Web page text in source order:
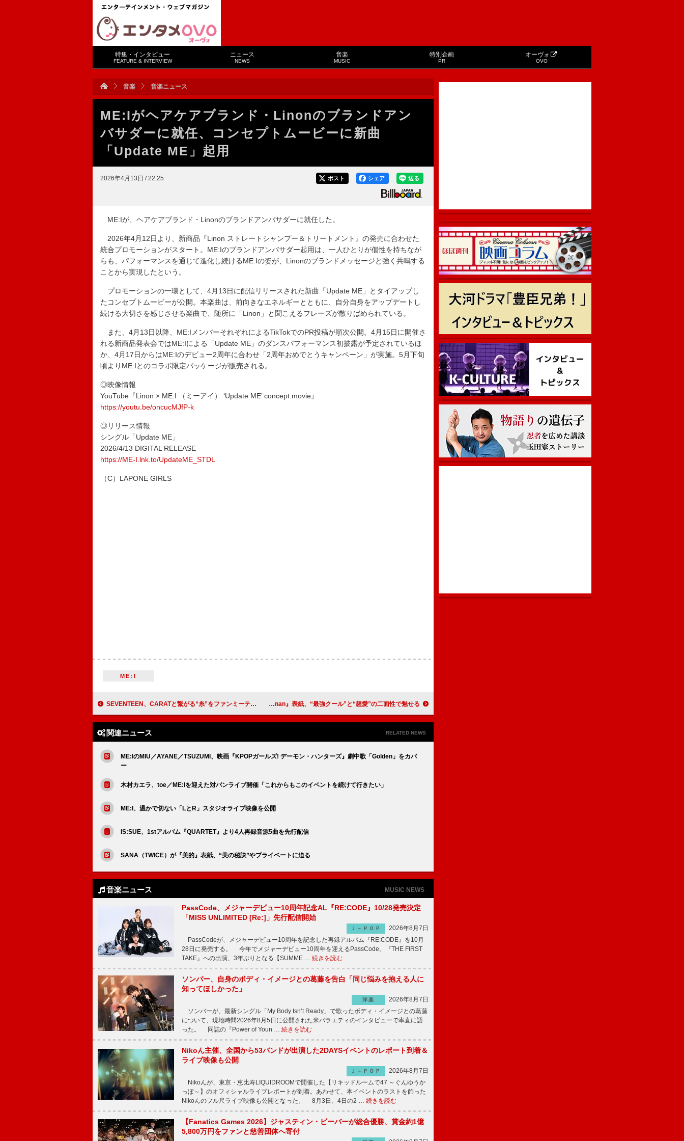
特集・インタビュー
FEATURE & INTERVIEW
ニュース
NEWS
音楽
MUSIC
特別企画
PR
オーヴォ
OVO
音楽 音楽ニュース
ME:Iがヘアケアブランド・Linonのブランドアン
バサダーに就任、コンセプトムービーに新曲
「Update ME」起用
2026年4月13日 / 22:25 送る
シェア
ポスト
ME:Iが、ヘアケアブランド・Linonのブランドアンバサダーに就任した。
2026年4月12日より、新商品『Linon ストレートシャンプー＆トリートメント』の発売に合わせた
統合プロモーションがスタート。ME:Iのブランドアンバサダー起用は、一人ひとりが個性を持ちなが
らも、パフォーマンスを通じて進化し続けるME:Iの姿が、Linonのブランドメッセージと強く共鳴する
ことから実現したという。
プロモーションの一環として、4月13日に配信リリースされた新曲「Update ME」とタイアップし
たコンセプトムービーが公開。本楽曲は、前向きなエネルギーとともに、自分自身をアップデートし
続ける大切さを感じさせる楽曲で、随所に「Linon」と聞こえるフレーズが散りばめられている。
また、4月13日以降、ME:IメンバーそれぞれによるTikTokでのPR投稿が順次公開。4月15日に開催さ
れる新商品発表会ではME:Iによる「Update ME」のダンスパフォーマンス初披露が予定されているほ
か、4月17日からはME:Iのデビュー2周年に合わせ「2周年おめでとうキャンペーン」が実施。5月下旬
頃よりME:Iとのコラボ限定パッケージが販売される。
◎映像情報
YouTube『Linon × ME:I （ミーアイ） ‘Update ME’ concept movie』
https://youtu.be/oncucMJfP-k
◎リリース情報
シングル「Update ME」
2026/4/13 DIGITAL RELEASE
https://ME-I.lnk.to/UpdateME_STDL
（C）LAPONE GIRLS
ME:I
SEVENTEEN、CARATと繋がる“糸”をファンミーティング【YAKUSOKU】ポスターのモチーフに 目黒蓮（Snow Man）が『anan』表紙、“最強クール”と“慈愛”の二面性で魅せる
関連ニュース RELATED NEWS
ME:IのMIU／AYANE／TSUZUMI、映画『KPOPガールズ! デーモン・ハンターズ』劇中歌「Golden」をカバ
ー
木村カエラ、toe／ME:Iを迎えた対バンライブ開催「これからもこのイベントを続けて行きたい」
ME:I、温かで切ない「LとR」スタジオライブ映像を公開
IS:SUE、1stアルバム『QUARTET』より4人再録音源5曲を先行配信
SANA（TWICE）が『美的』表紙、“美の秘訣”やプライベートに迫る
音楽ニュース MUSIC NEWS
PassCode、メジャーデビュー10周年記念AL『RE:CODE』10/28発売決定
「MISS UNLIMITED [Re:]」先行配信開始
Ｊ－ＰＯＰ
2026年8月7日
PassCodeが、メジャーデビュー10周年を記念した再録アルバム『RE:CODE』を10月
28日に発売する。 今年でメジャーデビュー10周年を迎えるPassCode。『THE FIRST
TAKE』への出演、3年ぶりとなる【SUMME … 続きを読む
ソンバー、自身のボディ・イメージとの葛藤を告白「同じ悩みを抱える人に
知ってほしかった」
洋楽
2026年8月7日
ソンバーが、最新シングル「My Body Isn’t Ready」で歌ったボディ・イメージとの葛藤
について、現地時間2026年8月5日に公開された米バラエティのインタビューで率直に語
った。 同誌の『Power of Youn … 続きを読む
Nikoん主催、全国から53バンドが出演した2DAYSイベントのレポート到着＆
ライブ映像も公開
Ｊ－ＰＯＰ
2026年8月7日
Nikoんが、東京・恵比寿LIQUIDROOMで開催した【リキッドルームで47 ～ぐんゆうか
っぽ～】のオフィシャルライブレポートが到着。あわせて、本イベントのラストを飾った
Nikoんのフル尺ライブ映像も公開となった。 8月3日、4日の2 … 続きを読む
【Fanatics Games 2026】ジャスティン・ビーバーが総合優勝、賞金約1億
5,800万円をファンと慈善団体へ寄付